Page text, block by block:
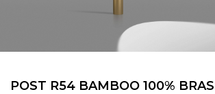
POST R54 BAMBOO 100%